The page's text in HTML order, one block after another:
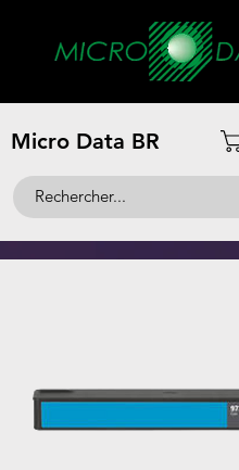
Micro Data BR